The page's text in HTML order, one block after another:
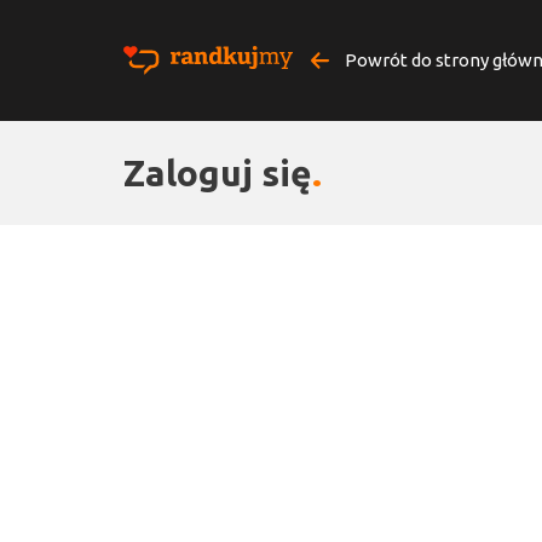
Powrót do strony
Zaloguj się